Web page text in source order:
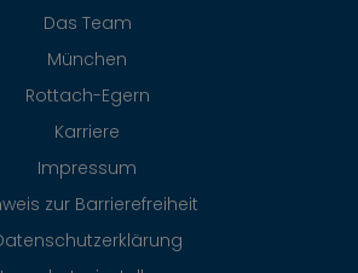
Das Team
München
Rottach-Egern
Karriere
Impressum
zur Barrierefreiheit